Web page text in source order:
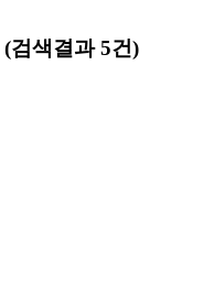
(검색결과 5건)